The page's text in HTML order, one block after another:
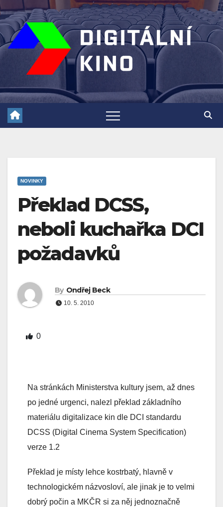
Skip
to
content
NOVINKY
Překlad DCSS,
neboli kuchařka DCI
požadavků
By Ondřej Beck
10. 5. 2010
0
Na stránkách Ministerstva kultury jsem, až dnes
po jedné urgenci, nalezl překlad základního
materiálu digitalizace kin dle DCI standardu
DCSS (Digital Cinema System Specification)
verze 1.2
Překlad je místy lehce kostrbatý, hlavně v
technologickém názvosloví, ale jinak je to velmi
dobrý počin a MKČR si za něj jednoznačně